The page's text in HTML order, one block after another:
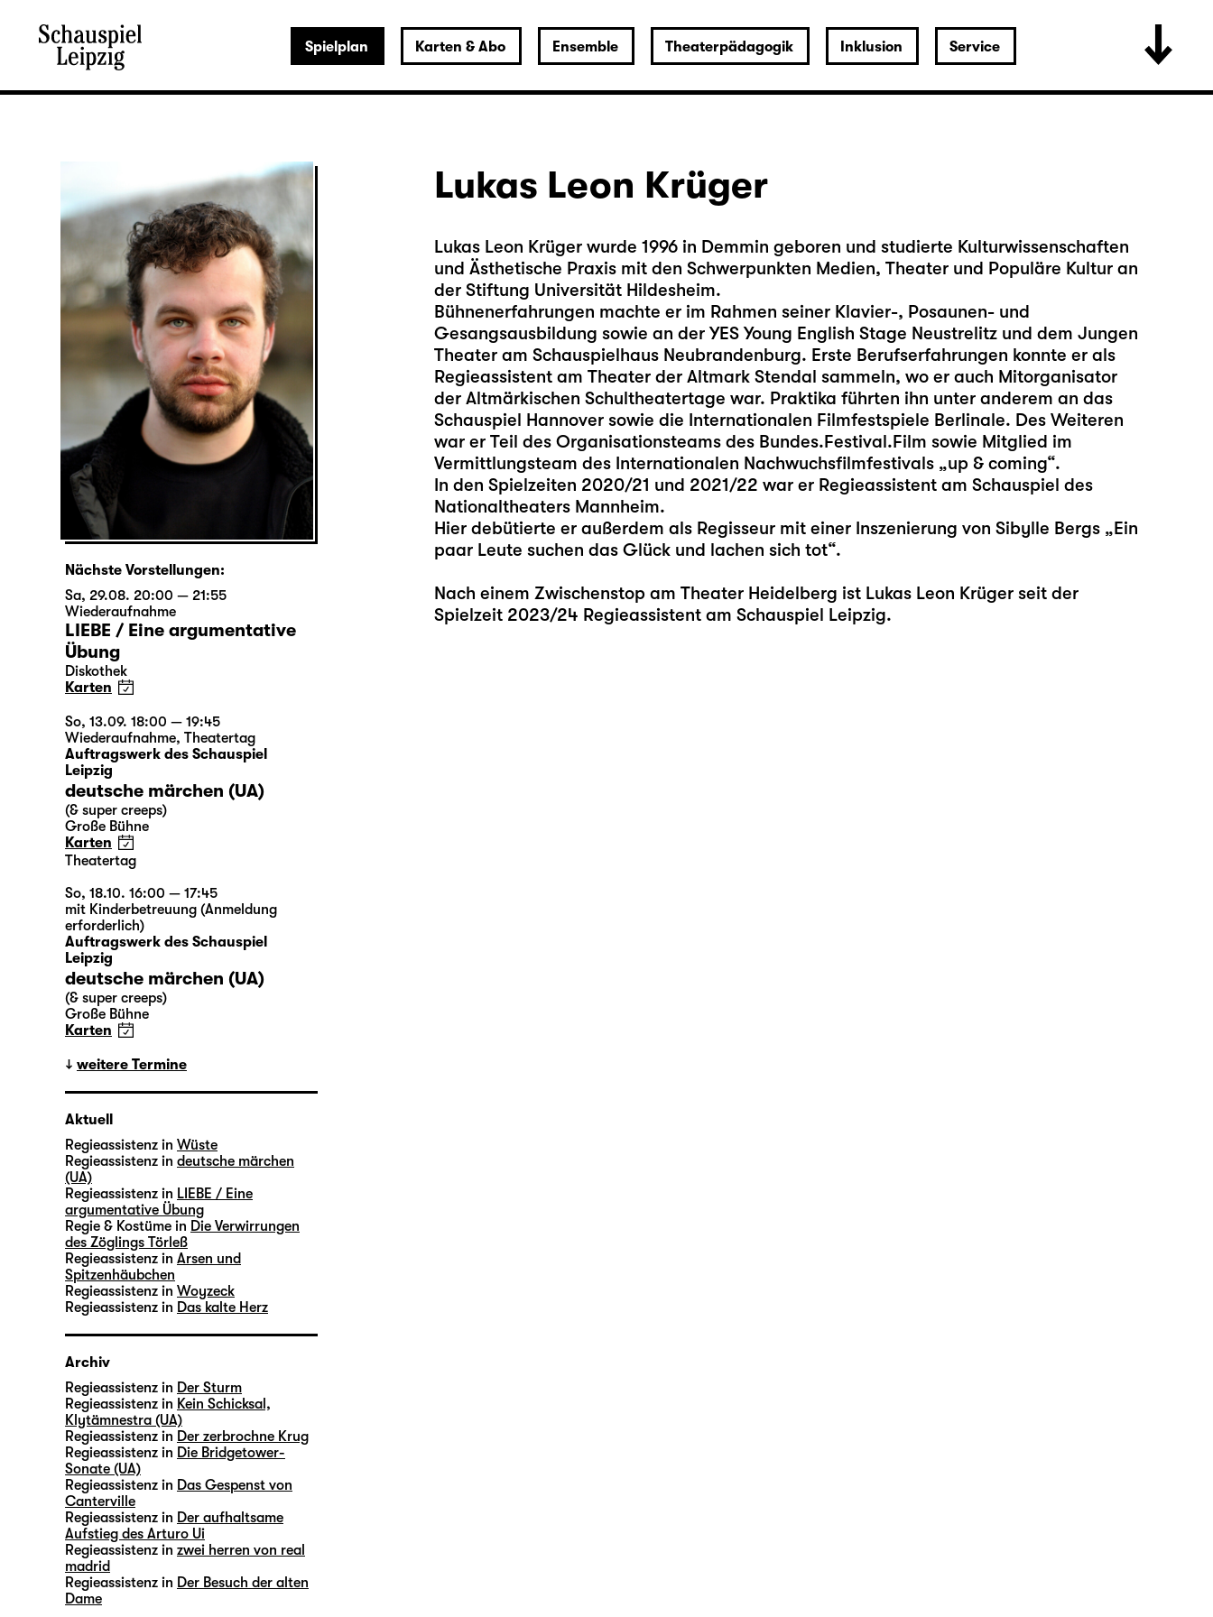
Spielplan Karten & Abo Ensemble Theaterpädagogik Inklusion Service
Lukas Leon Krüger
Lukas Leon Krüger wurde 1996 in Demmin geboren und studierte Kulturwissenschaften
und Ästhetische Praxis mit den Schwerpunkten Medien, Theater und Populäre Kultur an
der Stiftung Universität Hildesheim.
Bühnenerfahrungen machte er im Rahmen seiner Klavier-, Posaunen- und
Gesangsausbildung sowie an der YES Young English Stage Neustrelitz und dem Jungen
Theater am Schauspielhaus Neubrandenburg. Erste Berufserfahrungen konnte er als
Regieassistent am Theater der Altmark Stendal sammeln, wo er auch Mitorganisator
der Altmärkischen Schultheatertage war. Praktika führten ihn unter anderem an das
Schauspiel Hannover sowie die Internationalen Filmfestspiele Berlinale. Des Weiteren
war er Teil des Organisationsteams des Bundes.Festival.Film sowie Mitglied im
Vermittlungsteam des Internationalen Nachwuchsfilmfestivals „up & coming“.
In den Spielzeiten 2020/21 und 2021/22 war er Regieassistent am Schauspiel des
Nationaltheaters Mannheim.
Hier debütierte er außerdem als Regisseur mit einer Inszenierung von Sibylle Bergs „Ein
paar Leute suchen das Glück und lachen sich tot“.
Nach einem Zwischenstop am Theater Heidelberg ist Lukas Leon Krüger seit der
Spielzeit 2023/24 Regieassistent am Schauspiel Leipzig.
Nächste Vorstellungen:
Sa, 29.08. 20:00 — 21:55
Wiederaufnahme
LIEBE / Eine argumentative
Übung
Diskothek
Karten
So, 13.09. 18:00 — 19:45
Wiederaufnahme, Theatertag
Auftragswerk des Schauspiel
Leipzig
deutsche märchen (UA)
(& super creeps)
Große Bühne
Karten
Theatertag
So, 18.10. 16:00 — 17:45
mit Kinderbetreuung (Anmeldung
erforderlich)
Auftragswerk des Schauspiel
Leipzig
deutsche märchen (UA)
(& super creeps)
Große Bühne
Karten
weitere Termine
Aktuell
Regieassistenz in Wüste
Regieassistenz in deutsche märchen
(UA)
Regieassistenz in LIEBE / Eine
argumentative Übung
Regie & Kostüme in Die Verwirrungen
des Zöglings Törleß
Regieassistenz in Arsen und
Spitzenhäubchen
Regieassistenz in Woyzeck
Regieassistenz in Das kalte Herz
Archiv
Regieassistenz in Der Sturm
Regieassistenz in Kein Schicksal,
Klytämnestra (UA)
Regieassistenz in Der zerbrochne Krug
Regieassistenz in Die Bridgetower-
Sonate (UA)
Regieassistenz in Das Gespenst von
Canterville
Regieassistenz in Der aufhaltsame
Aufstieg des Arturo Ui
Regieassistenz in zwei herren von real
madrid
Regieassistenz in Der Besuch der alten
Dame